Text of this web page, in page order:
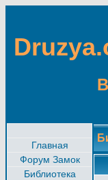
Главная
Форум Замок
Библиотека